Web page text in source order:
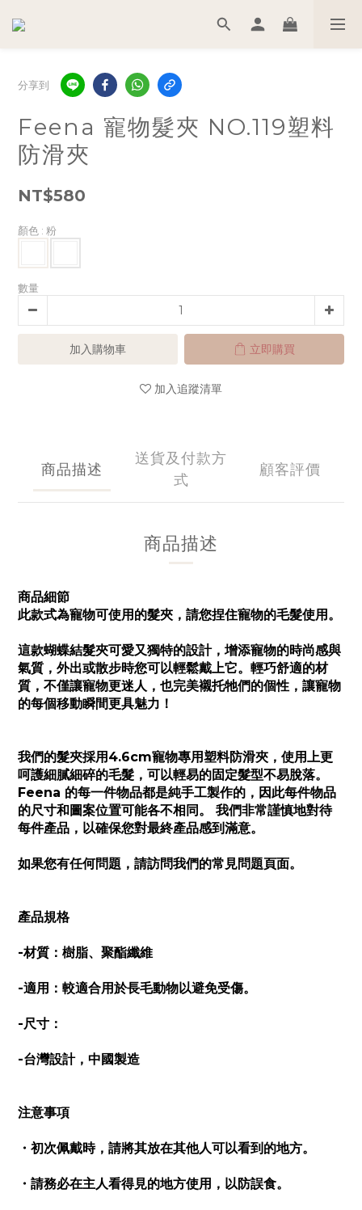
分享到
Feena 寵物髮夾 NO.119塑料
防滑夾
NT$580
顏色 : 粉
數量
加入購物車 立即購買
加入追蹤清單
商品描述
送貨及付款方
式
顧客評價
商品描述
商品細節
此款式為寵物可使用的髮夾，請您捏住寵物的毛髮使用。
這款蝴蝶結髮夾可愛又獨特的設計，增添寵物的時尚感與
氣質，外出或散步時您可以輕鬆戴上它。輕巧舒適的材
質，不僅讓寵物更迷人，也完美襯托牠們的個性，讓寵物
的每個移動瞬間更具魅力！
我們的髮夾採用4.6cm寵物專用塑料防滑夾，使用上更
呵護細膩細碎的毛髮，可以輕易的固定髮型不易脫落。
Feena 的每一件物品都是純手工製作的，因此每件物品
的尺寸和圖案位置可能各不相同。 我們非常謹慎地對待
每件產品，以確保您對最終產品感到滿意。
如果您有任何問題，請訪問我們的常見問題頁面。
產品規格
-材質：樹脂、聚酯纖維
-適用：較適合用於長毛動物以避免受傷。
-尺寸：
-台灣設計，中國製造
注意事項
・初次佩戴時，請將其放在其他人可以看到的地方。
・請務必在主人看得見的地方使用，以防誤食。